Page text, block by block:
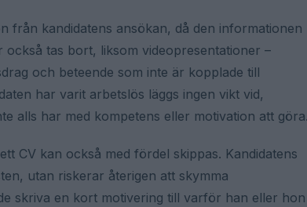
från kandidatens ansökan, då den informationen
tas bort, liksom videopresentationer –
och beteende som inte är kopplade till
har varit arbetslös läggs ingen vikt vid,
alls har med kompetens eller motivation att
CV kan också med fördel skippas. Kandidatens
utan riskerar återigen att skymma
skriva en kort motivering till varför han eller hon